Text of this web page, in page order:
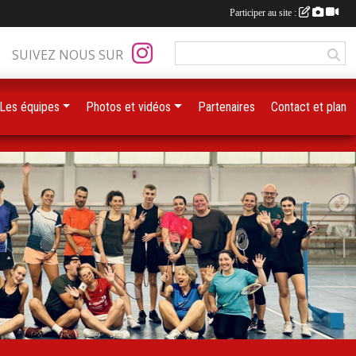
SUIVEZ NOUS SUR
équipes Photos et vidéos Partenaires Contact et plan
Participer au site :